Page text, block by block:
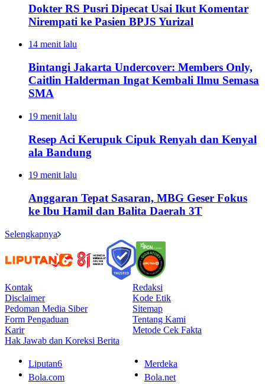
Dokter RS Pusri Dipecat Usai Ikut Komentar
Nirempati ke Pasien BPJS Yurizal
14 menit lalu
Bintangi Jakarta Undercover: Members Only,
Caitlin Halderman Ingat Kembali Ilmu Semasa
SMA
19 menit lalu
Resep Aci Kerupuk Cipuk Renyah dan Kenyal
ala Bandung
19 menit lalu
Anggaran Tepat Sasaran, MBG Geser Fokus
ke Ibu Hamil dan Balita Daerah 3T
Selengkapnya
Kontak
Redaksi
Disclaimer
Kode Etik
Pedoman Media Siber
Sitemap
Form Pengaduan
Tentang Kami
Karir
Metode Cek Fakta
Hak Jawab dan Koreksi Berita
Liputan6
Merdeka
Bola.com
Bola.net